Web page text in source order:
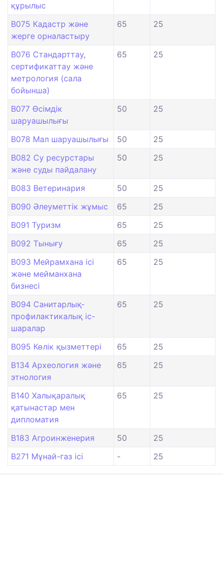
құрылыс
B075 Кадастр және
жерге орналастыру
65 25
B076 Стандарттау,
сертификаттау және
метрология (сала
бойынша)
65 25
B077 Өсімдік
шаруашылығы
50 25
B078 Мал шаруашылығы 50
25
B082 Су ресурстары
және суды пайдалану
50 25
B083 Ветеринария 50
25
B090 Әлеуметтік жұмыс
65
25
B091 Туризм
65
25
B092 Тынығу
65
25
B093 Мейрамхана ісі
және мейманхана
бизнесі
65 25
B094 Санитарлық-
профилактикалық іс-
шаралар
65 25
B095 Көлік қызметтері 65
25
B134 Археология және
этнология
65 25
B140 Халықаралық
қатынастар мен
дипломатия
65 25
B183 Агроинженерия 50
25
B271 Мұнай-газ ісі
- 25